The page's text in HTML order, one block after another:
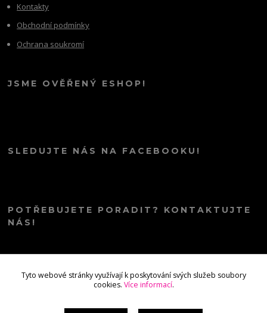
Kontakty
Obchodní podmínky
Ochrana soukromí
JSME OVĚŘENÝ ESHOP!
SLEDUJTE NÁS NA FACEBOOKU!
POTŘEBUJETE PORADIT? KONTAKTUJTE
NÁS!
Tyto webové stránky využívají k poskytování svých služeb soubory
cookies. Více informací.